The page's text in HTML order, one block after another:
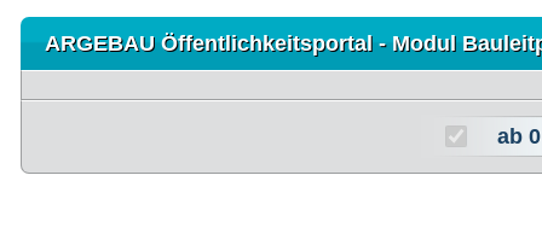
ARGEBAU Öffentlichkeitsportal - Modul
ab